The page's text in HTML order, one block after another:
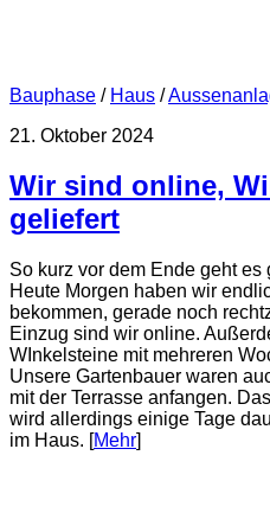
Bauphase / Haus /
21. Oktober 2024
Wir sind online,
geliefert
So kurz vor dem Ende geht
Heute Morgen haben wir
bekommen, gerade noch
Einzug sind wir online.
WInkelsteine mit mehreren
Unsere Gartenbauer waren
mit der Terrasse anfangen.
wird allerdings einige Tage
im Haus. [Mehr]